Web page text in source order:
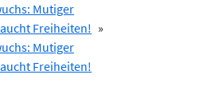
Mutiger
Freiheiten! »
Mutiger
Freiheiten!